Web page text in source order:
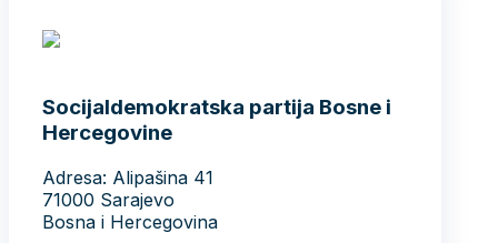
Socijaldemokratska partija Bosne i
Hercegovine
Adresa: Alipašina 41
71000 Sarajevo
Bosna i Hercegovina